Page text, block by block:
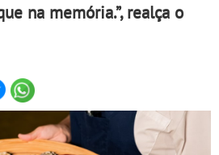
na memória.”, realça o